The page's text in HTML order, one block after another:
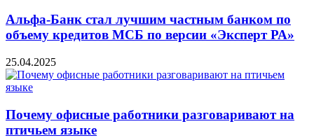
Альфа-Банк стал лучшим частным банком по
объему кредитов МСБ по версии «Эксперт РА»
25.04.2025
Почему офисные работники разговаривают на
птичьем языке